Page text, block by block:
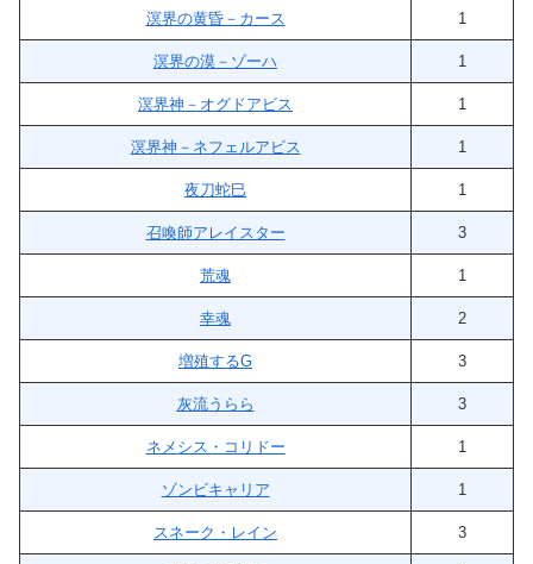
溟界の黄昏－カース 1
溟界の漠－ゾーハ 1
溟界神－オグドアビス 1
溟界神－ネフェルアビス 1
夜刀蛇巳 1
召喚師アレイスター 3
荒魂 1
幸魂 2
増殖するG 3
灰流うらら 3
ネメシス・コリドー 1
ゾンビキャリア 1
スネーク・レイン 3